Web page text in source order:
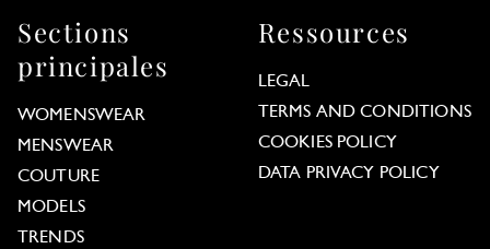
Sections
principales
WOMENSWEAR
MENSWEAR
COUTURE
MODELS
TRENDS
Ressources
LEGAL
TERMS AND CONDITIONS
COOKIES POLICY
DATA PRIVACY POLICY